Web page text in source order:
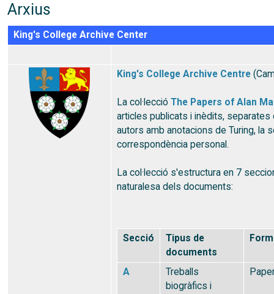
Arxius
King's College Archive Center
King's College Archive Centre
La col·lecció The Papers of Alan
articles publicats i inèdits,
autors amb anotacions de Turing, la
correspondència personal.
La col·lecció s'estructura en 7
naturalesa dels documents:
Secció
Tipus de
documents
A
Treballs
biogràfics i